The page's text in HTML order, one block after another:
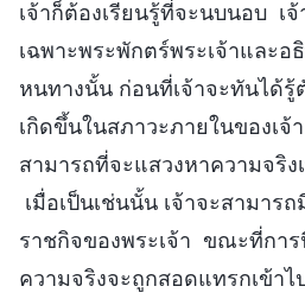
เจ้าก็ต้องเรียนรู้ที่จะนบนอบ เ
เฉพาะพระพักตร์พระเจ้าและ
หนทางนั้น ก่อนที่เจ้าจะทันได้รู้
เกิดขึ้นในสภาวะภายในของเจ้
สามารถที่จะแสวงหาความจริ
เมื่อเป็นเช่นนั้น เจ้าจะสามาร
ราชกิจของพระเจ้า ขณะที่การ
ความจริงจะถูกสอดแทรกเข้าไ